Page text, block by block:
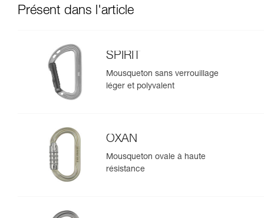
Présent dans l'article
SPIRIT
Mousqueton sans verrouillage
léger et polyvalent
OXAN
Mousqueton ovale à haute
résistance